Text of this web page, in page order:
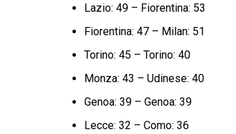
Lazio: 49 – Fiorentina: 53
Fiorentina: 47 – Milan: 51
Torino: 45 – Torino: 40
Monza: 43 – Udinese: 40
Genoa: 39 – Genoa: 39
Lecce: 32 – Como: 36